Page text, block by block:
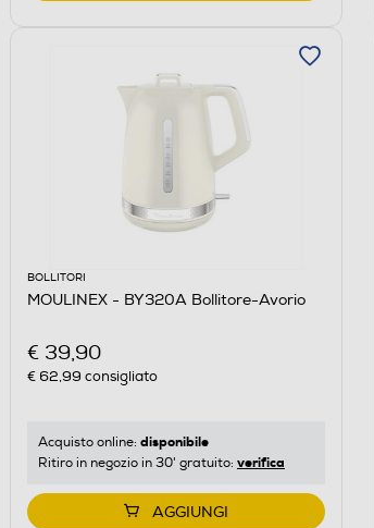
BOLLITORI
MOULINEX - BY320A Bollitore-Avorio
€ 39,90
€ 62,99 consigliato
Acquisto online: disponibile
Ritiro in negozio in 30' gratuito: verifica
AGGIUNGI